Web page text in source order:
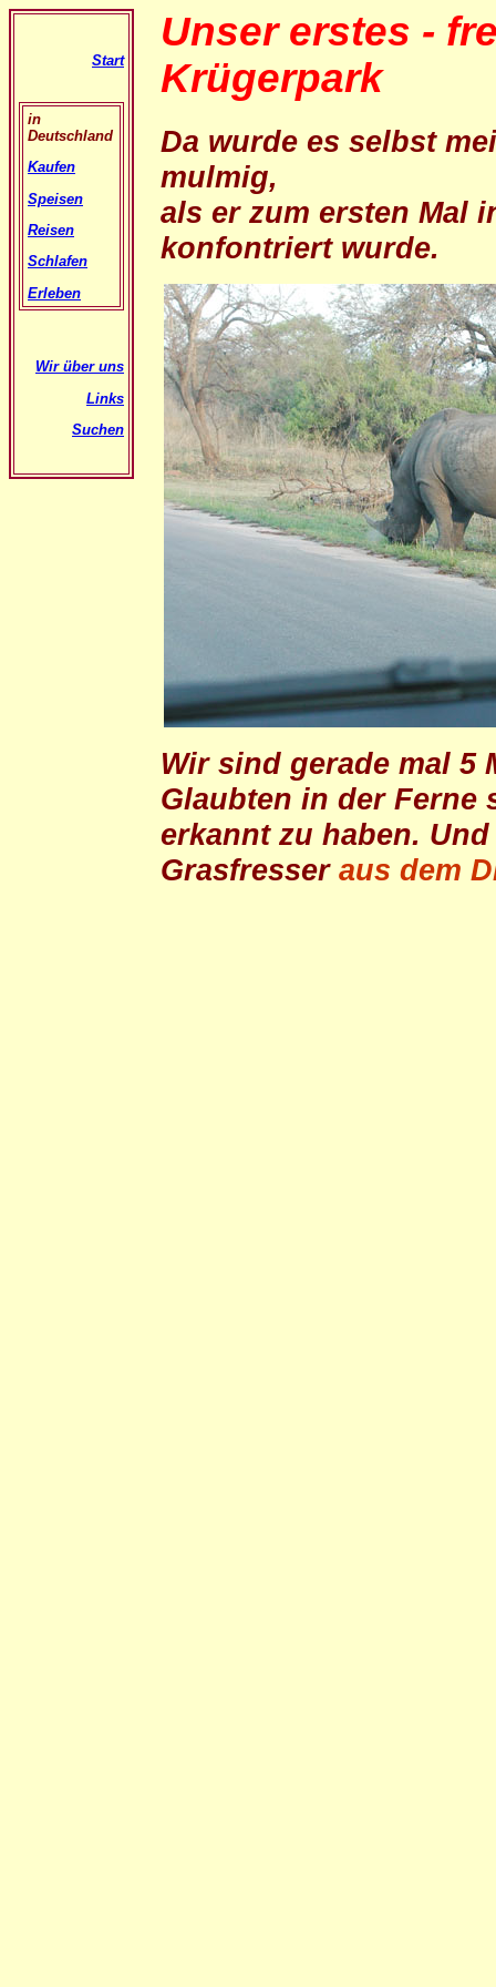
Start
in
Deutschland
Kaufen
Speisen
Reisen
Schlafen
Erleben
Wir über uns
Links
Suchen
Unser erstes -
Krügerpark
Da wurde es selbst
mulmig,
als er zum ersten Mal
konfontriert wurde.
Wir sind gerade mal 5
Glaubten in der Ferne
erkannt zu haben.
Grasfresser aus dem